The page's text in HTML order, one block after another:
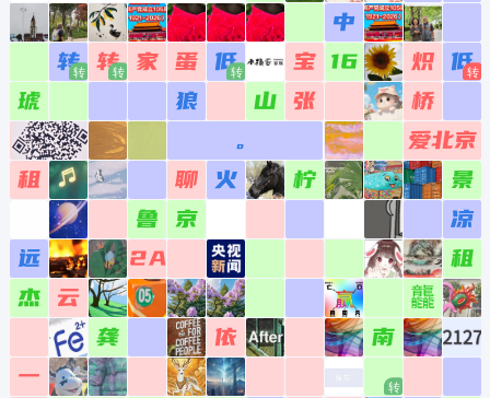
4964 5064 5164 5264 5364 5464 5564 5764
中 5864 5964
5065
转 5165
转 5265
家 5365
蛋 5465
低 5565 5665
宝 5765
16 5865 5965
炽 6065
低
4966
琥 5366
狼 5566
山 5666
张 5866 5966
桥
4967 5067 5167 。
5467 5767 5967
爱北京
6067
4968
租 5068 5168 5368
聊 5468
火 5568 5668
柠 5768 5868 5968 6068
景
5069 5269
鲁 5369
京 5869 6069
凉
4970
远 5070 5170 5270
2A 5470 5870 5970 6070
租
4971
杰 5071
云 5171 5271 5371 5471 5771 5971
龘 6071
5072 5172
龚 5372 5472
依 5572 5772 5872
南 5972 6072
4973
一 5073 5173 5373 5473 5873